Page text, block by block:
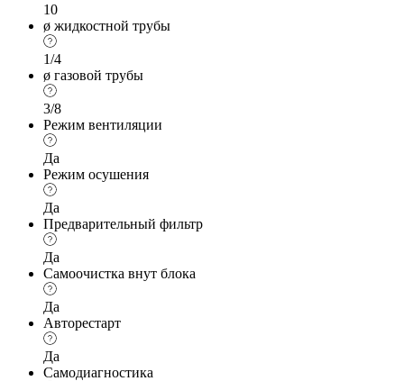
10
ø жидкостной трубы
1/4
ø газовой трубы
3/8
Режим вентиляции
Да
Режим осушения
Да
Предварительный фильтр
Да
Самоочистка внут блока
Да
Авторестарт
Да
Самодиагностика